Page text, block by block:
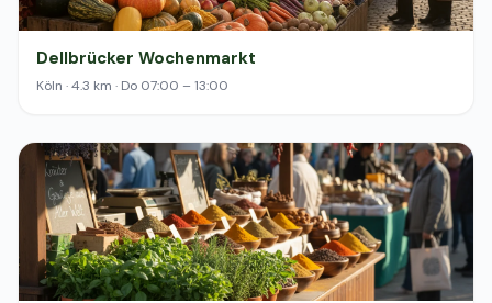
Dellbrücker Wochenmarkt
Köln · 4.3 km · Do 07:00 – 13:00